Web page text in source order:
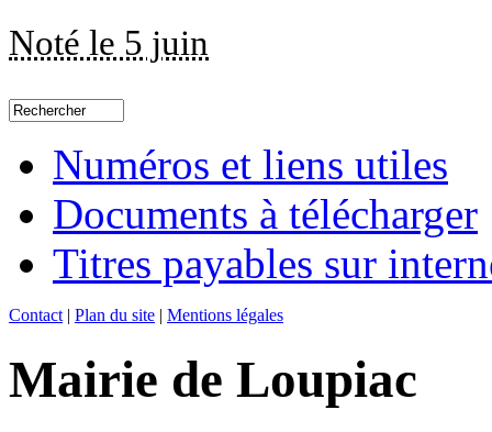
Noté le 5 juin
Numéros et liens utiles
Documents à télécharger
Titres payables sur
Contact | Plan du site | Mentions légales
Mairie de Loupiac